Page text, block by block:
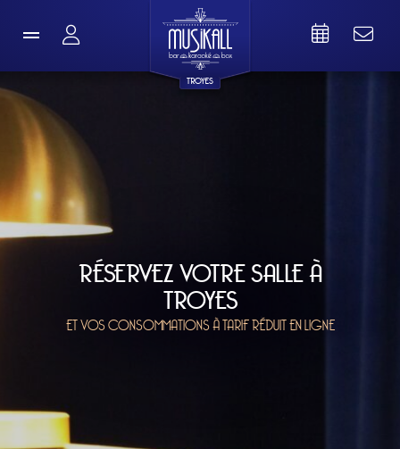
TROYES
RÉSERVEZ VOTRE SALLE À
TROYES
ET VOS CONSOMMATIONS À TARIF RÉDUIT EN LIGNE